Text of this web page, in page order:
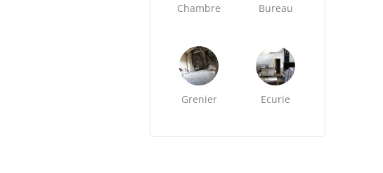
Chambre Bureau
Grenier Ecurie